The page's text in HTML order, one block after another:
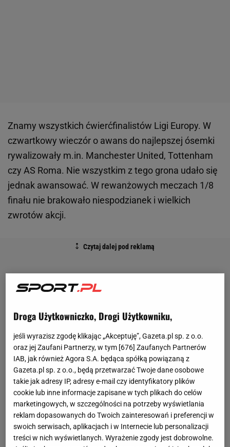
Znamy wszystkich ćwierćfinalistów Ligi Europy. W
czwartkowy wieczór o awans do najlepszej ósemki
rywalizowały m.in. Manchester United, Tottenham
czy AS Roma. Nie wszystkim z tego grona udało się
jednak awansować. W rewanżowych meczach 1/8
finału nie brakowało niespodzianek i wielkich
zwrotów akcji.
Droga Użytkowniczko, Drogi Użytkowniku,
jeśli wyrazisz zgodę klikając „Akceptuję”, Gazeta.pl sp. z o.o.
oraz jej Zaufani Partnerzy, w tym [676] Zaufanych Partnerów
IAB, jak również Agora S.A. będąca spółką powiązaną z
Gazeta.pl sp. z o.o., będą przetwarzać Twoje dane osobowe
takie jak adresy IP, adresy e-mail czy identyfikatory plików
cookie lub inne informacje zapisane w tych plikach do celów
marketingowych, w szczególności na potrzeby wyświetlania
reklam dopasowanych do Twoich zainteresowań i preferencji w
swoich serwisach, aplikacjach i w Internecie lub personalizacji
treści w nich wyświetlanych. Wyrażenie zgody jest dobrowolne.